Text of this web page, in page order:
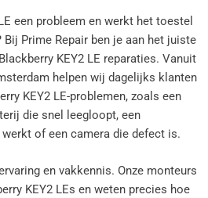
een probleem en werkt het toestel
Prime Repair ben je aan het juiste
KEY2 LE reparaties. Vanuit
helpen wij dagelijks klanten
KEY2 LE-problemen, zoals een
die snel leegloopt, een
of een camera die defect is.
en vakkennis. Onze monteurs
KEY2 LEs en weten precies hoe